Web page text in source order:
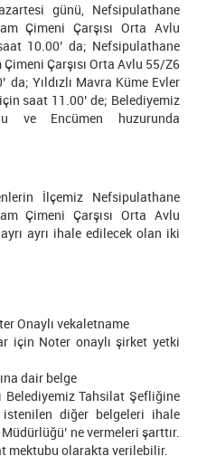
günü, Nefsipulathane
Çimeni Çarşısı Orta Avlu
10.00’ da; Nefsipulathane
Çarşısı Orta Avlu 55/Z6
Yıldızlı Mavra Küme Evler
saat 11.00’ de; Belediyemiz
ve Encümen huzurunda
İlçemiz Nefsipulathane
Çimeni Çarşısı Orta Avlu
ayrı ihale edilecek olan iki
Onaylı vekaletname
Noter onaylı şirket yetki
dair belge
Tahsilat Şefliğine
diğer belgeleri ihale
ne vermeleri şarttır.
mektubu olarakta verilebilir.